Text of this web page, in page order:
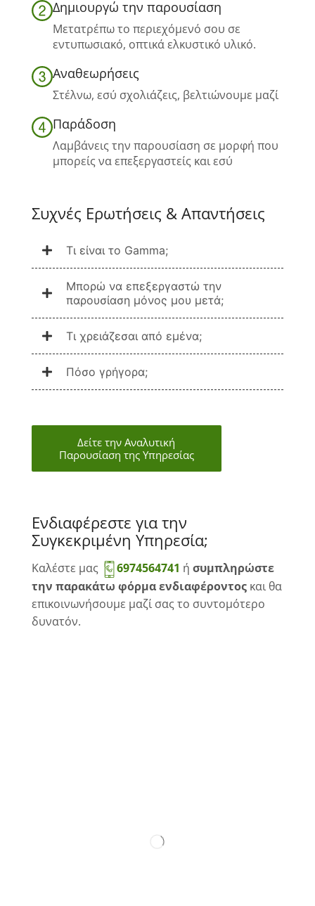
Δημιουργώ την παρουσίαση
Μετατρέπω το περιεχόμενό σου σε
εντυπωσιακό, οπτικά ελκυστικό υλικό.
Αναθεωρήσεις
Στέλνω, εσύ σχολιάζεις, βελτιώνουμε μαζί
Παράδοση
Λαμβάνεις την παρουσίαση σε μορφή που
μπορείς να επεξεργαστείς και εσύ
Συχνές Ερωτήσεις & Απαντήσεις
Τι είναι το Gamma;
Μπορώ να επεξεργαστώ την
παρουσίαση μόνος μου μετά;
Τι χρειάζεσαι από εμένα;
Πόσο γρήγορα;
Δείτε την Αναλυτική
Παρουσίαση της Υπηρεσίας
Ενδιαφέρεστε για την
Συγκεκριμένη Υπηρεσία;
Καλέστε μας 6974564741 ή συμπληρώστε
την παρακάτω φόρμα ενδιαφέροντοςκαι θα
επικοινωνήσουμε μαζί σας το συντομότερο
δυνατόν.